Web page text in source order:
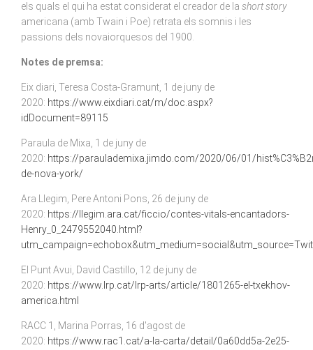
els quals el qui ha estat considerat el creador de la short story
americana (amb Twain i Poe) retrata els somnis i les
passions dels novaiorquesos del 1900.
Notes de premsa:
Eix diari, Teresa Costa-Gramunt, 1 de juny de
2020: https://www.eixdiari.cat/m/doc.aspx?
idDocument=89115
Paraula de Mixa, 1 de juny de
2020: https://paraulademixa.jimdo.com/2020/06/01/
de-nova-york/
Ara Llegim, Pere Antoni Pons, 26 de juny de
2020: https://llegim.ara.cat/ficcio/contes-vitals-encantadors-
Henry_0_2479552040.html?
El Punt Avui, David Castillo, 12 de juny de
2020: https://www.lrp.cat/lrp-arts/article/1801265-el-txekhov-
america.html
RACC 1, Marina Porras, 16 d'agost de
2020: https://www.rac1.cat/a-la-carta/detail/0a60dd5a-2e25-